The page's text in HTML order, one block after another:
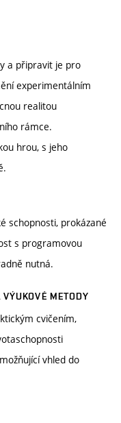
a připravit je pro
experimentálním
realitou
rámce.
hrou, s jeho
schopnosti, prokázané
s programovou
nutná.
METODY
cvičením,
vhled do